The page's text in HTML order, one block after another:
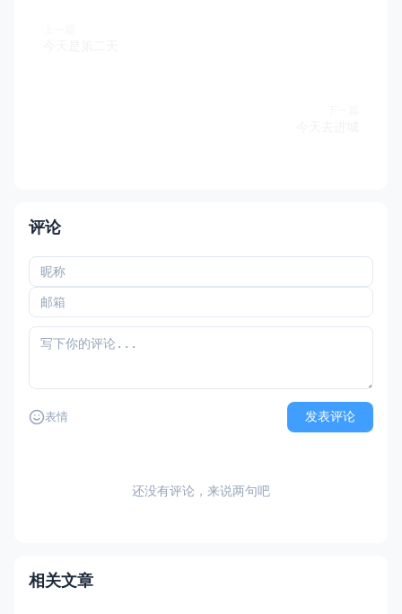
评论
表情 发表评论
还没有评论，来说两句吧
相关文章